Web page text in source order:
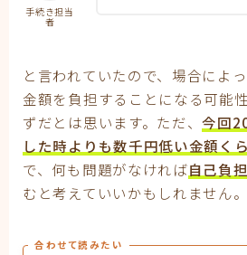
手続き担当
者
と言われていたので、場合によ
金額を負担することになる可能
ずだとは思います。ただ、今回
した時よりも数千円低い金額く
で、何も問題がなければ自己負
むと考えていいかもしれません。
合わせて読みたい